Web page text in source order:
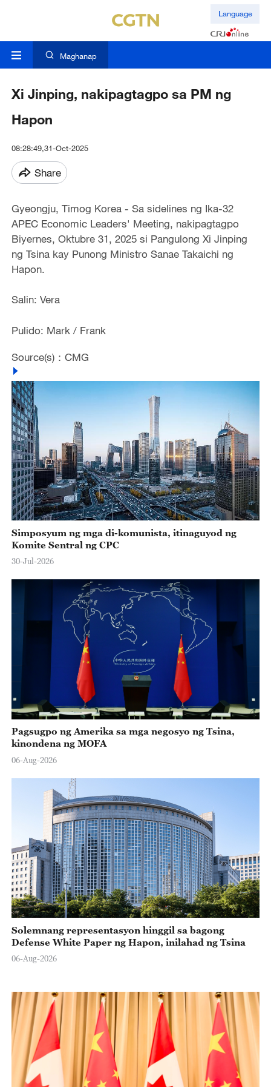
Language
Maghanap
Xi Jinping, nakipagtagpo sa PM ng
Hapon
08:28:49,31-Oct-2025
Share
Gyeongju, Timog Korea - Sa sidelines ng Ika-32
APEC Economic Leaders' Meeting, nakipagtagpo
Biyernes, Oktubre 31, 2025 si Pangulong Xi Jinping
ng Tsina kay Punong Ministro Sanae Takaichi ng
Hapon.
Salin: Vera
Pulido: Mark / Frank
Source(s)：CMG
Simposyum ng mga di-komunista, itinaguyod ng
Komite Sentral ng CPC
30-Jul-2026
Pagsugpo ng Amerika sa mga negosyo ng Tsina,
kinondena ng MOFA
06-Aug-2026
Solemnang representasyon hinggil sa bagong
Defense White Paper ng Hapon, inilahad ng Tsina
06-Aug-2026